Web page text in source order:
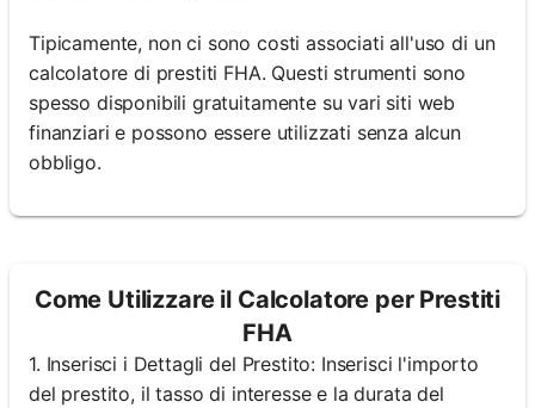
Tipicamente, non ci sono costi associati all'uso di un
calcolatore di prestiti FHA. Questi strumenti sono
spesso disponibili gratuitamente su vari siti web
finanziari e possono essere utilizzati senza alcun
obbligo.
Come Utilizzare il Calcolatore per Prestiti
FHA
1. Inserisci i Dettagli del Prestito: Inserisci l'importo
del prestito, il tasso di interesse e la durata del